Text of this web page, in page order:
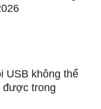
USB không thể
được trong